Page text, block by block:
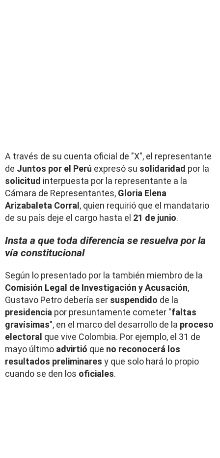
A través de su cuenta oficial de "X", el representante
de Juntos por el Perú expresó su solidaridad por la
solicitud interpuesta por la representante a la
Cámara de Representantes, Gloria Elena
Arizabaleta Corral , quien requirió que el mandatario
de su país deje el cargo hasta el 21 de junio.
Insta a que toda diferencia se resuelva por la
vía constitucional
Según lo presentado por la también miembro de la
Comisión Legal de Investigación y Acusación,
Gustavo Petro debería ser suspendido de la
presidencia por presuntamente cometer "faltas
gravísimas", en el marco del desarrollo de la proceso
electoral que vive Colombia. Por ejemplo, el 31 de
mayo último advirtió que no reconocerá los
resultados preliminares y que solo hará lo propio
cuando se den los oficiales.